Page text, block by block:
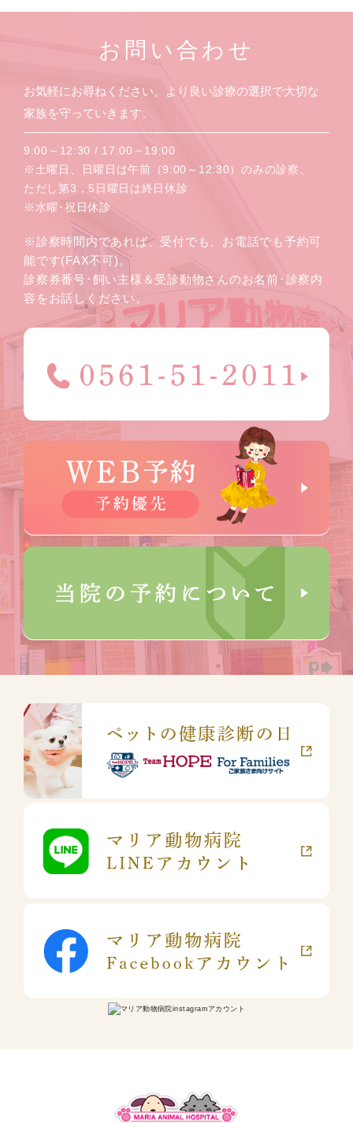
お問い合わせ
お気軽にお尋ねください。より良い診療の選択で大切な
家族を守っていきます。
9:00～12:30 / 17:00～19:00
※土曜日、日曜日は午前（9:00～12:30）のみの診察、
ただし第3，5日曜日は終日休診
※水曜･祝日休診
※診察時間内であれば、受付でも、お電話でも予約可
能です(FAX不可)。
診察券番号･飼い主様＆受診動物さんのお名前･診察内
容をお話しください。